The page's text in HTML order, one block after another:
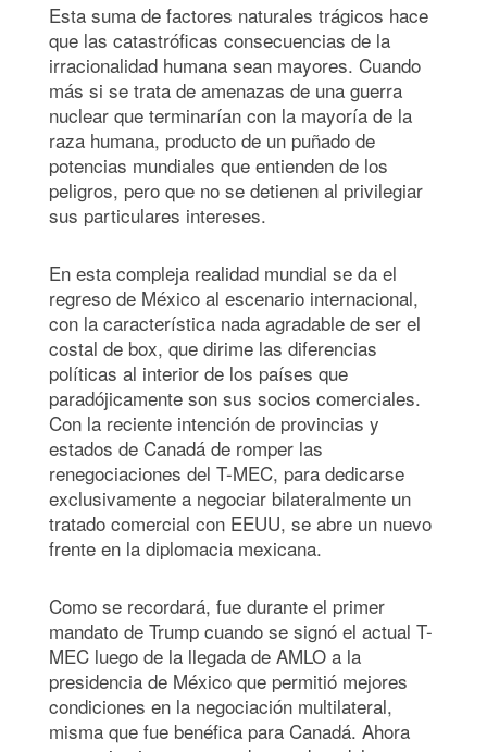
Esta suma de factores naturales trágicos hace
que las catastróficas consecuencias de la
irracionalidad humana sean mayores. Cuando
más si se trata de amenazas de una guerra
nuclear que terminarían con la mayoría de la
raza humana, producto de un puñado de
potencias mundiales que entienden de los
peligros, pero que no se detienen al privilegiar
sus particulares intereses.
En esta compleja realidad mundial se da el
regreso de México al escenario internacional,
con la característica nada agradable de ser el
costal de box, que dirime las diferencias
políticas al interior de los países que
paradójicamente son sus socios comerciales.
Con la reciente intención de provincias y
estados de Canadá de romper las
renegociaciones del T-MEC, para dedicarse
exclusivamente a negociar bilateralmente un
tratado comercial con EEUU, se abre un nuevo
frente en la diplomacia mexicana.
Como se recordará, fue durante el primer
mandato de Trump cuando se signó el actual T-
MEC luego de la llegada de AMLO a la
presidencia de México que permitió mejores
condiciones en la negociación multilateral,
misma que fue benéfica para Canadá. Ahora